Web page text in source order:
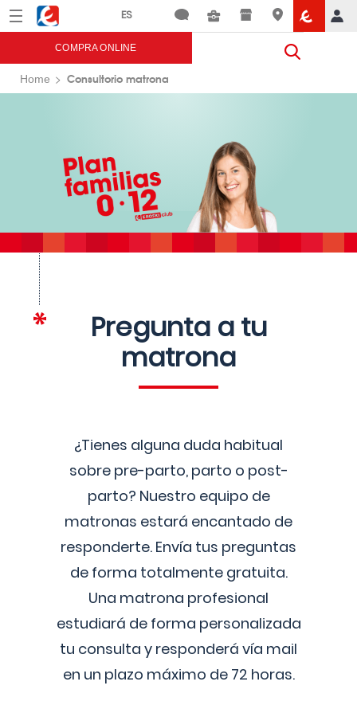
Menú Eroski
COMPRA ONLINE
Home Consultorio matrona
Pregunta a tu
matrona
¿Tienes alguna duda habitual
sobre pre-parto, parto o post-
parto? Nuestro equipo de
matronas estará encantado de
responderte. Envía tus preguntas
de forma totalmente gratuita.
Una matrona profesional
estudiará de forma personalizada
tu consulta y responderá vía mail
en un plazo máximo de 72 horas.